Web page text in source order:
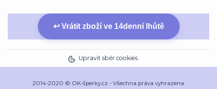
↩ Vrátit zboží ve 14denní lhůtě
Upravit sběr cookies.
2014-2020 © OK-šperky.cz - Všechna práva vyhrazena.